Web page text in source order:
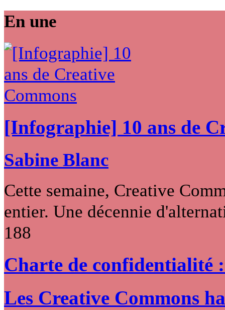
En une
[Infographie] 10 ans de
Sabine Blanc
Cette semaine, Creative
entier. Une décennie
188
Charte de confidentialité
Les Creative Commons